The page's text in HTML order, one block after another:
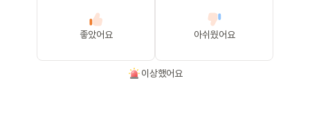
좋았어요 아쉬웠어요
이상했어요